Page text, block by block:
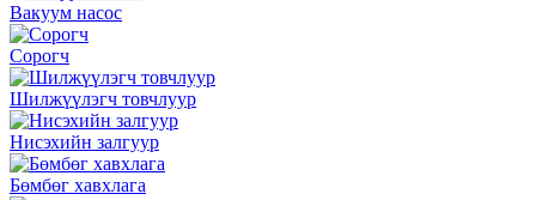
Вакуум насос
Сорогч
Шилжүүлэгч товчлуур
Нисэхийн залгуур
Бөмбөг хавхлага